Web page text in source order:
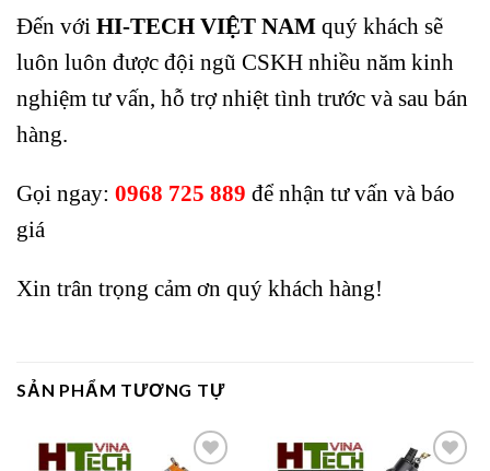
Đến với HI-TECH VIỆT NAM quý khách sẽ
luôn luôn được đội ngũ CSKH nhiều năm kinh
nghiệm tư vấn, hỗ trợ nhiệt tình trước và sau bán
hàng.
Gọi ngay: 0968 725 889 để nhận tư vấn và báo
giá
Xin trân trọng cảm ơn quý khách hàng!
SẢN PHẨM TƯƠNG TỰ